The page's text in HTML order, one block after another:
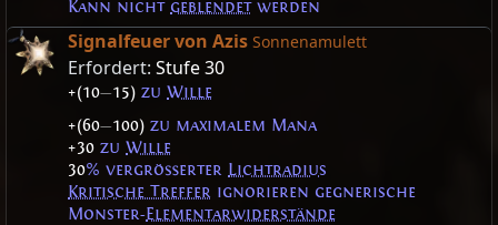
Kann nicht geblendetwerden
Signalfeuer von Azis Sonnenamulett
Erfordert: Stufe 30
+(10—15) zu Wille
+(60—100) zu maximalem Mana
+30 zu Wille
30% vergrößerter Lichtradius
Kritische Treffer ignorieren gegnerische
Monster-Elementarwiderstände